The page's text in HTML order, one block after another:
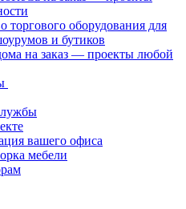
торгового оборудования для
и бутиков
на заказ — проекты любой
вашего офиса
мебели